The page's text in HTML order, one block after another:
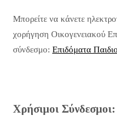
Μπορείτε να κάνετε
χορήγηση Οικογενειακού
σύνδεσμο: Επιδόματα
Χρήσιμοι Σύνδεσμοι: